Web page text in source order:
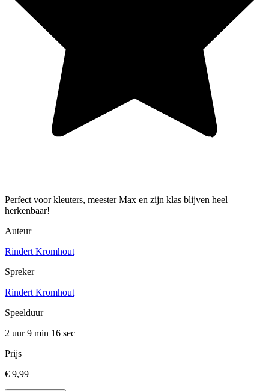
Perfect voor kleuters, meester Max en zijn klas blijven heel
herkenbaar!
Auteur
Rindert Kromhout
Spreker
Rindert Kromhout
Speelduur
2 uur 9 min 16 sec
Prijs
€ 9,99